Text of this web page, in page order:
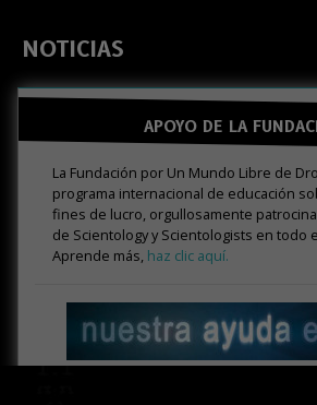
NOTICIAS
APOYO DE LA
La Fundación por Un Mundo Libre de
programa internacional de educación
fines de lucro, orgullosamente
de Scientology y Scientologists en todo
Aprende más, haz clic aquí.